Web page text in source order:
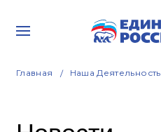
Главная Наша Деятельность